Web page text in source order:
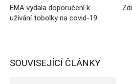
EMA vydala doporučení k
užívání tobolky na covid-19
SOUVISEJÍCÍ ČLÁNKY